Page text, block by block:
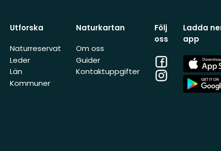
Utforska
Naturreservat
Leder
Län
Kommuner
Naturkartan
Om oss
Guider
Kontaktuppgifter
Följ
oss
Facebook
Instagram
Ladda
app
App
Store
App
Store